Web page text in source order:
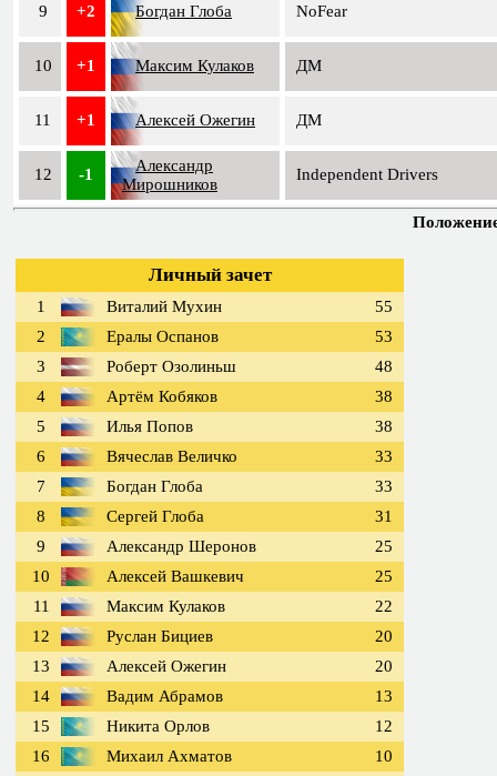
9 +2 Богдан Глоба NoFear
10 +1 Максим Кулаков ДМ
11 +1 Алексей Ожегин ДМ
12 -1
Александр
Мирошников
Independent Drivers
Положение
Личный зачет
1 Виталий Мухин
55
2
Ералы Оспанов
53
3
Роберт Озолиньш
48
4
Артём Кобяков
38
5
Илья Попов
38
6
Вячеслав Величко
33
7
Богдан Глоба
33
8
Сергей Глоба
31
9
Александр Шеронов
25
10
Алексей Вашкевич
25
11
Максим Кулаков
22
12
Руслан Бициев
20
13
Алексей Ожегин
20
14
Вадим Абрамов
13
15
Никита Орлов
12
16
Михаил Ахматов
10